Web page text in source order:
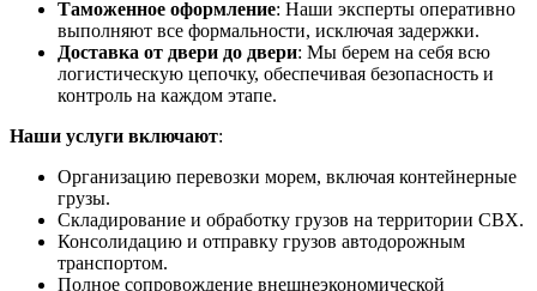
Таможенное оформление: Наши эксперты оперативно
выполняют все формальности, исключая задержки.
Доставка от двери до двери: Мы берем на себя всю
логистическую цепочку, обеспечивая безопасность и
контроль на каждом этапе.
Наши услуги включают:
Организацию перевозки морем, включая контейнерные
грузы.
Складирование и обработку грузов на территории СВХ.
Консолидацию и отправку грузов автодорожным
транспортом.
Полное сопровождение внешнеэкономической